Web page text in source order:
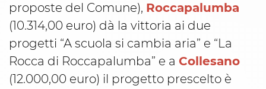
proposte del Comune), Roccapalumba
(10.314,00 euro) dà la vittoria ai due
progetti “A scuola si cambia aria” e “La
Rocca di Roccapalumba” e a Collesano
(12.000,00 euro) il progetto prescelto è